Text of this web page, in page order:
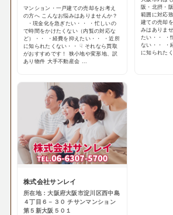
マンション・一戸建ての売却をお考え
の方へ こんなお悩みはありませんか？
・現金化を急ぎたい・・ ・忙しいの
で時間をかけたくない（内覧の対応な
ど）・・ ・経費を抑えたい・・ ・近所
に知られたくない・・ ☟ それなら買取
がおすすめです！ 狭小地や変形地、訳
あり物件 大手不動産会 ...
阪・北摂・
範囲に対応
建ての売却
みはありま
たい・・ ・
ない・・ ・
に知られた
株式会社サンレイ
所在地：大阪府大阪市淀川区西中島
４丁目６－３０ チサンマンション
第５新大阪５０１